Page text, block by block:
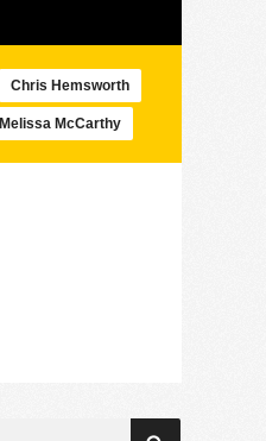
Chris Hemsworth
Melissa McCarthy